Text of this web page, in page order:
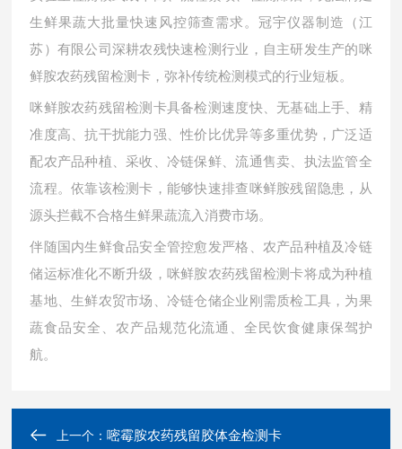
生鲜果蔬大批量快速风控筛查需求。冠宇仪器制造（江
苏）有限公司深耕农残快速检测行业，自主研发生产的咪
鲜胺农药残留检测卡，弥补传统检测模式的行业短板。
咪鲜胺农药残留检测卡具备检测速度快、无基础上手、精
准度高、抗干扰能力强、性价比优异等多重优势，广泛适
配农产品种植、采收、冷链保鲜、流通售卖、执法监管全
流程。依靠该检测卡，能够快速排查咪鲜胺残留隐患，从
源头拦截不合格生鲜果蔬流入消费市场。
伴随国内生鲜食品安全管控愈发严格、农产品种植及冷链
储运标准化不断升级，咪鲜胺农药残留检测卡将成为种植
基地、生鲜农贸市场、冷链仓储企业刚需质检工具，为果
蔬食品安全、农产品规范化流通、全民饮食健康保驾护
航。
上一个： 嘧霉胺农药残留胶体金检测卡